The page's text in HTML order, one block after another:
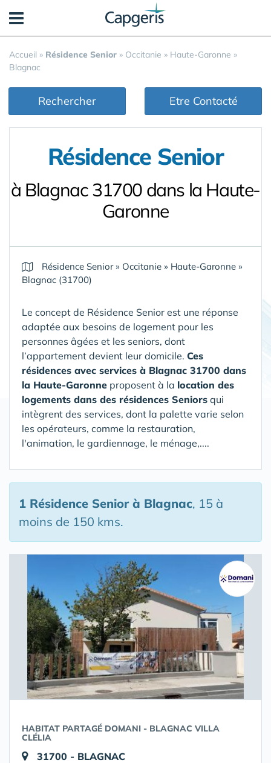
Accueil » Résidence Senior » Occitanie » Haute-Garonne »
Blagnac
Rechercher Etre Contacté
Résidence Senior
à Blagnac 31700 dans la Haute-
Garonne
Résidence Senior» Occitanie » Haute-Garonne »
Blagnac (31700)
Le concept de Résidence Senior est une réponse
adaptée aux besoins de logement pour les
personnes âgées et les seniors, dont
l’appartement devient leur domicile. Ces
résidences avec services à Blagnac 31700 dans
la Haute-Garonne proposent à la location des
logements dans des résidences Seniors qui
intègrent des services, dont la palette varie selon
les opérateurs, comme la restauration,
l'animation, le gardiennage, le ménage,....
1 Résidence Seniorà Blagnac, 15 à
moins de 150 kms.
HABITAT PARTAGÉ DOMANI - BLAGNAC VILLA
CLÉLIA
31700 - BLAGNAC